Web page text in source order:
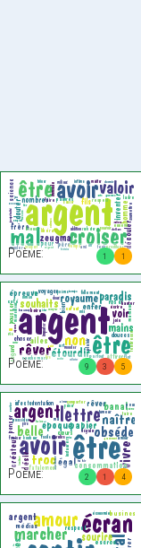
1 1
Poème:
9 3 5
Poème:
2 1 4
Poème: